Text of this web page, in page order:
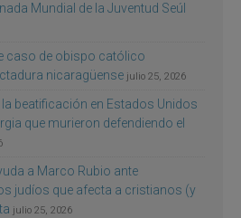
Mundial de la Juventud Seúl
caso de obispo católico
nicaragüense julio 25, 2026
beatificación en Estados Unidos
que murieron defendiendo el
a Marco Rubio ante
judíos que afecta a cristianos (y
julio 25, 2026